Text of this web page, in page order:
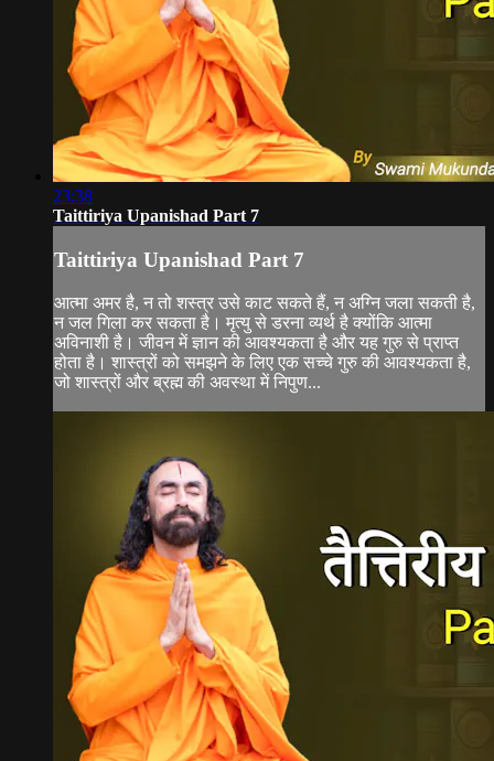
23:38
Taittiriya Upanishad Part 7
Taittiriya Upanishad Part 7
आत्मा अमर है, न तो शस्त्र उसे काट सकते हैं, न अग्नि जला सकती है,
न जल गिला कर सकता है। मृत्यु से डरना व्यर्थ है क्योंकि आत्मा
अविनाशी है। जीवन में ज्ञान की आवश्यकता है और यह गुरु से प्राप्त
होता है। शास्त्रों को समझने के लिए एक सच्चे गुरु की आवश्यकता है,
जो शास्त्रों और ब्रह्म की अवस्था में निपुण...